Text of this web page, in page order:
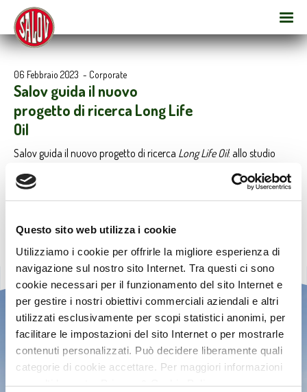
Questo sito web utilizza i cookie
Utilizziamo i cookie per offrirle la migliore esperienza di
navigazione sul nostro sito Internet. Tra questi ci sono
cookie necessari per il funzionamento del sito Internet e
per gestire i nostri obiettivi commerciali aziendali e altri
utilizzati esclusivamente per scopi statistici anonimi, per
facilitare le impostazioni del sito Internet o per mostrarle
contenuti personalizzati. Può decidere liberamente quali
categorie di cookie accettare. Per maggiori informazioni
consulti la nostra Privacy & Cookie Policy
06 Febbraio 2023 - Corporate
Salov guida il nuovo
progetto di ricerca Long Life
Oil
Salov guida il nuovo progetto di ricerca Long Life Oil: allo studio
d’oliva